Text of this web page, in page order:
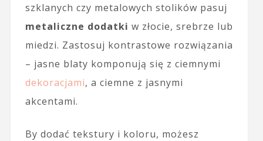
szklanych czy metalowych stolików pasuj
metaliczne dodatki w złocie, srebrze lub
miedzi. Zastosuj kontrastowe rozwiązania
– jasne blaty komponują się z ciemnymi
dekoracjami, a ciemne z jasnymi
akcentami.
By dodać tekstury i koloru, możesz